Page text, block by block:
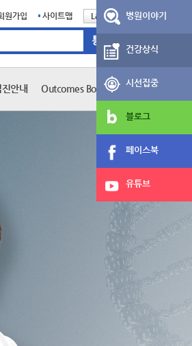
원가입 사이트맵
Language
안내 Outcomes Book
병원이야기
건강상식
시선집중
블로그
페이스북
유튜브